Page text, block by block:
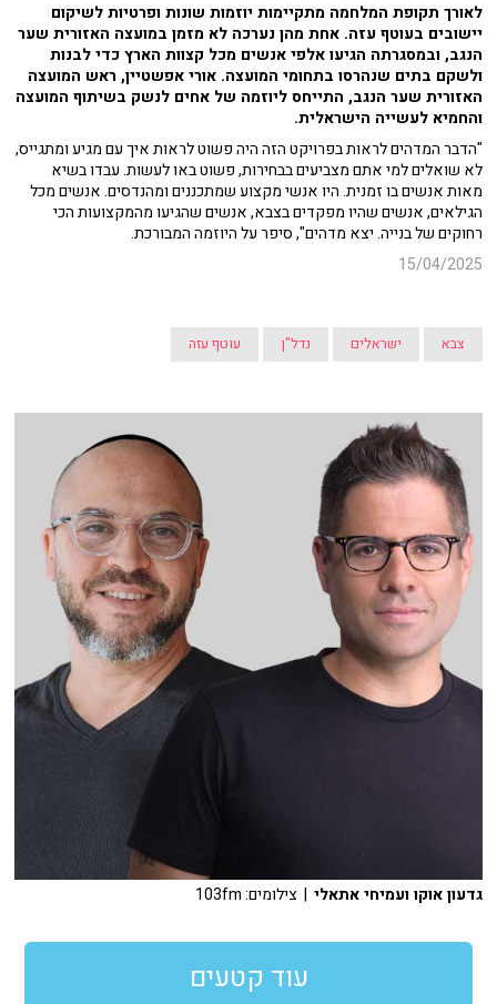
לאורך תקופת המלחמה מתקיימות יוזמות שונות ופרטיות לשיקום
יישובים בעוטף עזה. אחת מהן נערכה לא מזמן במועצה האזורית שער
הנגב, ובמסגרתה הגיעו אלפי אנשים מכל קצוות הארץ כדי לבנות
ולשקם בתים שנהרסו בתחומי המועצה. אורי אפשטיין, ראש המועצה
האזורית שער הנגב, התייחס ליוזמה של אחים לנשק בשיתוף המועצה
והחמיא לעשייה הישראלית.
"הדבר המדהים לראות בפרויקט הזה היה פשוט לראות איך עם מגיע ומתגייס,
לא שואלים למי אתם מצביעים בבחירות, פשוט באו לעשות. עבדו בשיא
מאות אנשים בו זמנית. היו אנשי מקצוע שמתכננים ומהנדסים. אנשים מכל
הגילאים, אנשים שהיו מפקדים בצבא, אנשים שהגיעו מהמקצועות הכי
רחוקים של בנייה. יצא מדהים", סיפר על היוזמה המבורכת.
15/04/2025
צבא ישראלים נדל"ן עוטף עזה
גדעון אוקו ועמיחי אתאלי | צילומים: 103fm
עוד קטעים